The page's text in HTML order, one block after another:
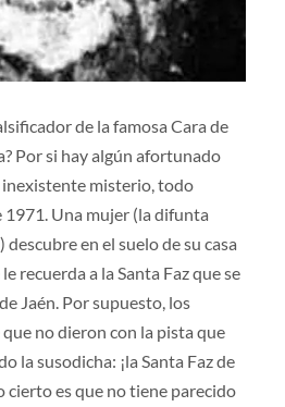
de la famosa Cara de
Por si hay algún afortunado
misterio, todo
1971. Una mujer (la difunta
en el suelo de su casa
recuerda a la Santa Faz que se
Jaén. Por supuesto, los
no dieron con la pista que
la susodicha: ¡la Santa Faz de
cierto es que no tiene parecido